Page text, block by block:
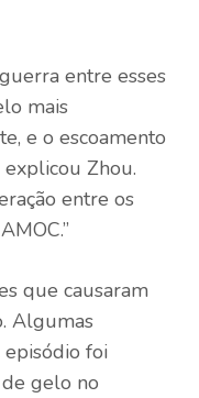
entre esses
mais
e o escoamento
explicou Zhou.
entre os
que causaram
Algumas
episódio foi
gelo no